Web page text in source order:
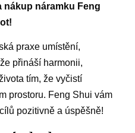
náramku Feng
praxe umístění,
přináší harmonii,
tím, že vyčistí
prostoru. Feng Shui vám
pozitivně a úspěšně!